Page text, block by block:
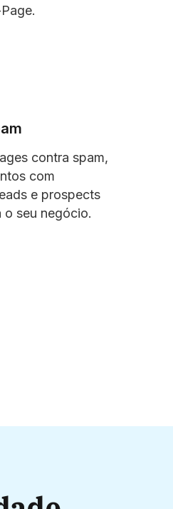
contra spam,
com
e prospects
o seu negócio.